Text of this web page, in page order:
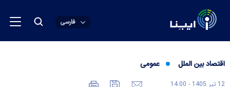
فارسی
اقتصاد بین الملل عمومی
12 تير 1405 - 14:00